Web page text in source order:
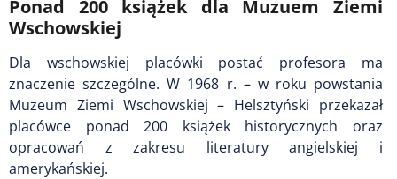
Ponad 200 książek dla Muzuem Ziemi
Wschowskiej
Dla wschowskiej placówki postać profesora ma
znaczenie szczególne. W 1968 r. – w roku powstania
Muzeum Ziemi Wschowskiej – Helsztyński przekazał
placówce ponad 200 książek historycznych oraz
opracowań z zakresu literatury angielskiej i
amerykańskiej.